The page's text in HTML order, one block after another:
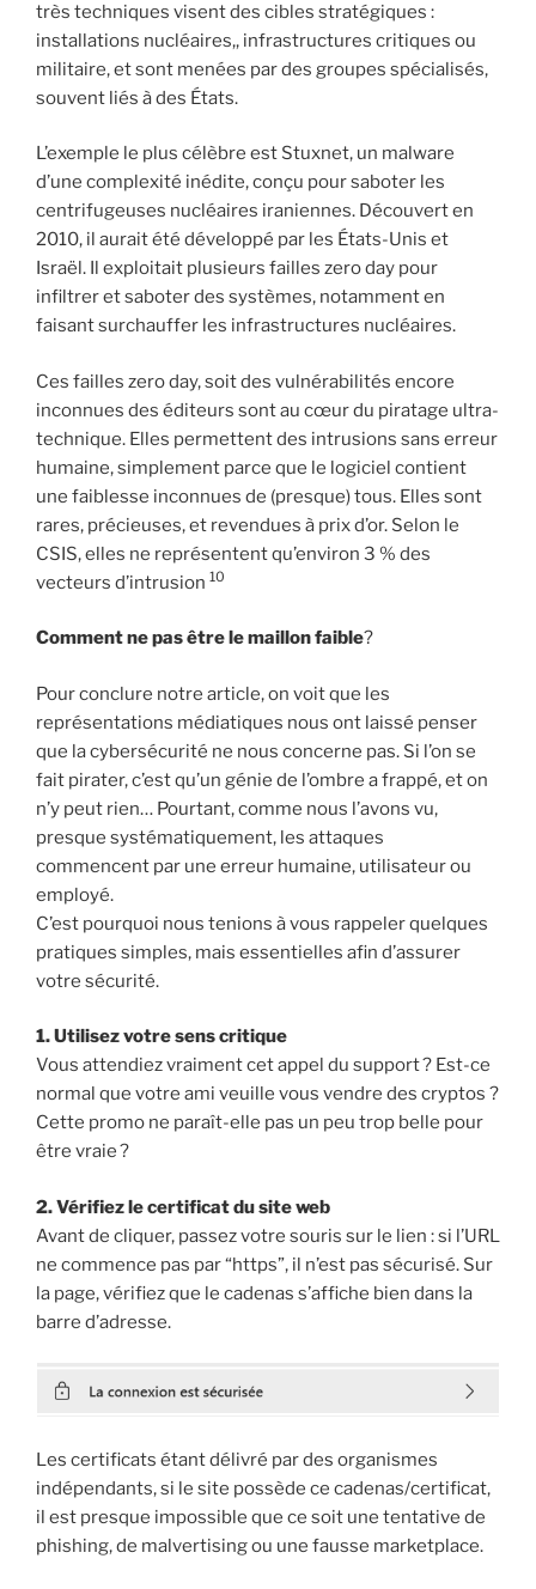
très techniques visent des cibles stratégiques :
installations nucléaires,, infrastructures critiques ou
militaire, et sont menées par des groupes spécialisés,
souvent liés à des États.
L’exemple le plus célèbre est Stuxnet, un malware
d’une complexité inédite, conçu pour saboter les
centrifugeuses nucléaires iraniennes. Découvert en
2010, il aurait été développé par les États-Unis et
Israël. Il exploitait plusieurs failles zero day pour
infiltrer et saboter des systèmes, notamment en
faisant surchauffer les infrastructures nucléaires.
Ces failles zero day, soit des vulnérabilités encore
inconnues des éditeurs sont au cœur du piratage ultra-
technique. Elles permettent des intrusions sans erreur
humaine, simplement parce que le logiciel contient
une faiblesse inconnues de (presque) tous. Elles sont
rares, précieuses, et revendues à prix d’or. Selon le
CSIS, elles ne représentent qu’environ 3 % des
vecteurs d’intrusion 10
Comment ne pas être le maillon faible?
Pour conclure notre article, on voit que les
représentations médiatiques nous ont laissé penser
que la cybersécurité ne nous concerne pas. Si l’on se
fait pirater, c’est qu’un génie de l’ombre a frappé, et on
n’y peut rien… Pourtant, comme nous l’avons vu,
presque systématiquement, les attaques
commencent par une erreur humaine, utilisateur ou
employé.
C’est pourquoi nous tenions à vous rappeler quelques
pratiques simples, mais essentielles afin d’assurer
votre sécurité.
1. Utilisez votre sens critique
Vous attendiez vraiment cet appel du support ? Est-ce
normal que votre ami veuille vous vendre des cryptos ?
Cette promo ne paraît-elle pas un peu trop belle pour
être vraie ?
2. Vérifiez le certificat du site web
Avant de cliquer, passez votre souris sur le lien : si l’URL
ne commence pas par “https”, il n’est pas sécurisé. Sur
la page, vérifiez que le cadenas s’affiche bien dans la
barre d’adresse.
Les certificats étant délivré par des organismes
indépendants, si le site possède ce cadenas/certificat,
il est presque impossible que ce soit une tentative de
phishing, de malvertising ou une fausse marketplace.